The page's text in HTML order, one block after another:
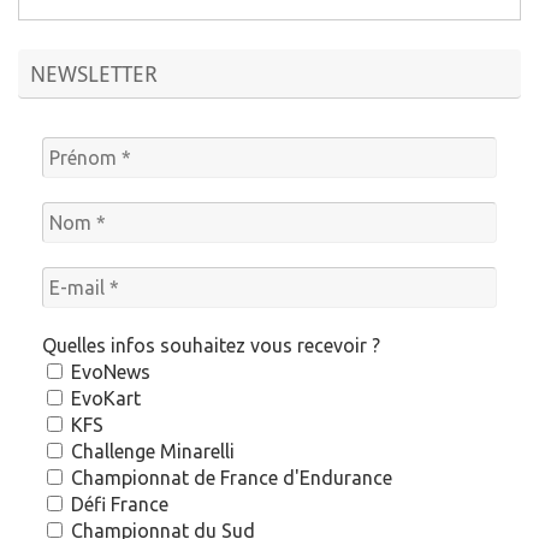
NEWSLETTER
Quelles infos souhaitez vous recevoir ?
EvoNews
EvoKart
KFS
Challenge Minarelli
Championnat de France d'Endurance
Défi France
Championnat du Sud